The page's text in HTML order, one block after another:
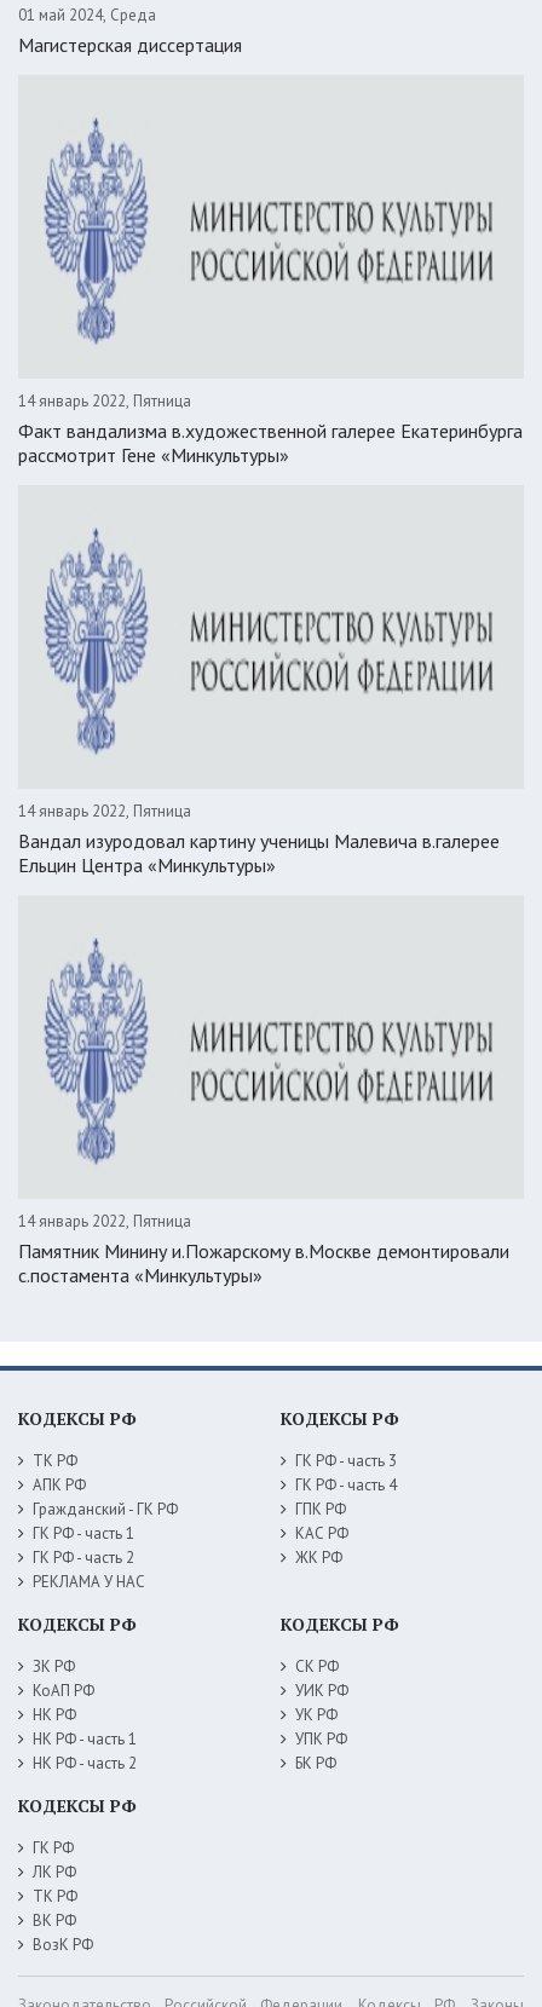
01 май 2024, Среда
Магистерская диссертация
14 январь 2022, Пятница
Факт вандализма в.художественной галерее Екатеринбурга
рассмотрит Гене «Минкультуры»
14 январь 2022, Пятница
Вандал изуродовал картину ученицы Малевича в.галерее
Ельцин Центра «Минкультуры»
14 январь 2022, Пятница
Памятник Минину и.Пожарскому в.Москве демонтировали
с.постамента «Минкультуры»
КОДЕКСЫ РФ
ТК РФ
АПК РФ
Гражданский - ГК РФ
ГК РФ - часть 1
ГК РФ - часть 2
РЕКЛАМА У НАС
КОДЕКСЫ РФ
ГК РФ - часть 3
ГК РФ - часть 4
ГПК РФ
КАС РФ
ЖК РФ
КОДЕКСЫ РФ
ЗК РФ
КоАП РФ
НК РФ
НК РФ - часть 1
НК РФ - часть 2
КОДЕКСЫ РФ
СК РФ
УИК РФ
УК РФ
УПК РФ
БК РФ
КОДЕКСЫ РФ
ГК РФ
ЛК РФ
ТК РФ
ВК РФ
ВозК РФ